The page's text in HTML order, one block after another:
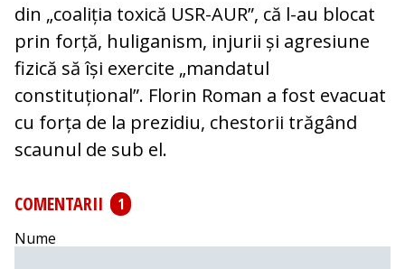
din „coaliția toxică USR-AUR”, că l-au blocat
prin forță, huliganism, injurii și agresiune
fizică să își exercite „mandatul
constituțional”. Florin Roman a fost evacuat
cu forța de la prezidiu, chestorii trăgând
scaunul de sub el.
COMENTARII
1
Nume